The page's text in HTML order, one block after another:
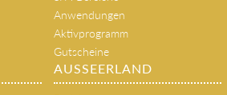
Anwendungen
Aktivprogramm
Gutscheine
AUSSEERLAND